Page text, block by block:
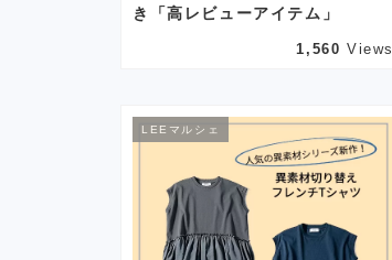
き「高レビューアイテム」
1,560 Views
LEEマルシェ